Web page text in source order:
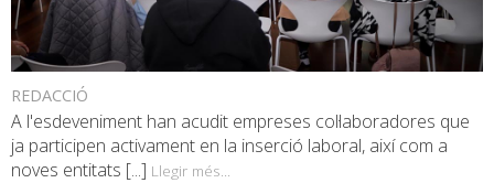
REDACCIÓ
A l'esdeveniment han acudit empreses col·laboradores que
ja participen activament en la inserció laboral, així com a
noves entitats [...] Llegir més...